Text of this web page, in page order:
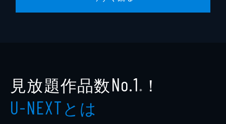
見放題作品数No.1 ※ ！
U-NEXTとは